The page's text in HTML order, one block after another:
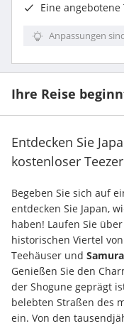
Eine angebotene
Anpassungen
Ihre Reise
Entdecken Sie
kostenloser
Begeben Sie sich auf
entdecken Sie Japan,
haben! Laufen Sie
historischen Viertel von
Teehäuser und
Genießen Sie den
der Shogune geprägt
belebten Straßen des
ein. Von den